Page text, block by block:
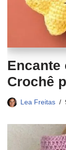
Encante
Crochê
Lea Freitas